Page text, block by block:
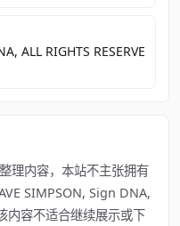
ALL RIGHTS RESERVE
理内容，本站不主张拥有
SIMPSON, Sign DNA,
内容不适合继续展示或下